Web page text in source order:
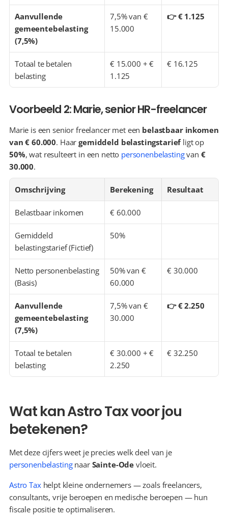
Aanvullende
gemeentebelasting
(7,5%)
7,5% van €
15.000
👉 € 1.125
Totaal te betalen
belasting
€ 15.000 + €
1.125
€ 16.125
Voorbeeld 2: Marie, senior HR-freelancer
Marie is een senior freelancer met een belastbaar inkomen
van € 60.000. Haar gemiddeld belastingstarief
50%, wat resulteert in een netto personenbelasting van €
30.000.
Omschrijving Berekening Resultaat
Belastbaar inkomen € 60.000
Gemiddeld
belastingstarief (Fictief)
50%
Netto personenbelasting
(Basis)
50% van €
60.000
€ 30.000
Aanvullende
gemeentebelasting
(7,5%)
7,5% van €
30.000
👉 € 2.250
Totaal te betalen
belasting
€ 30.000 + €
2.250
€ 32.250
Wat kan Astro Tax voor jou
betekenen?
Met deze cijfers weet je precies welk deel van je
personenbelasting naar Sainte-Ode vloeit.
Astro Tax helpt kleine ondernemers — zoals freelancers,
consultants, vrije beroepen en medische beroepen — hun
fiscale positie te optimaliseren.